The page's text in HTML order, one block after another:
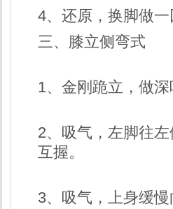
4、还原，换脚做一
三、膝立侧弯式
1、金刚跪立，做深
2、吸气，左脚往
互握。
3、吸气，上身缓